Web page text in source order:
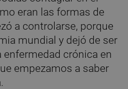
eran las formas de
a controlarse, porque
mundial y dejó de ser
crónica en
empezamos a saber